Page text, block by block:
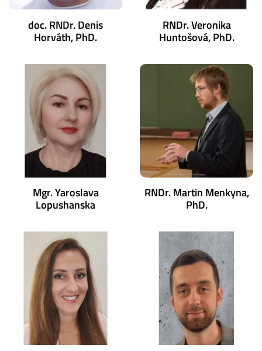
doc. RNDr. Denis
Horváth, PhD.
RNDr. Veronika
Huntošová, PhD.
Mgr. Yaroslava
Lopushanska
RNDr. Martin Menkyna,
PhD.